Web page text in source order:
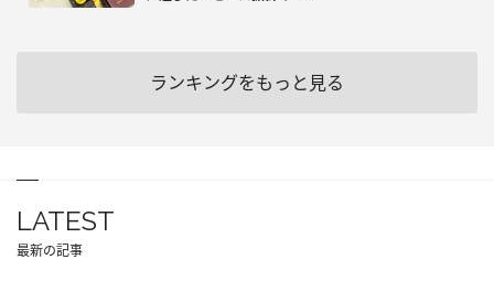
ランキングをもっと見る
LATEST
最新の記事